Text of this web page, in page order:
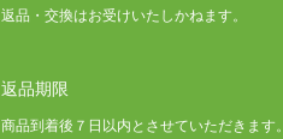
返品・交換はお受けいたしかねます。
返品期限
商品到着後７日以内とさせていただきます。